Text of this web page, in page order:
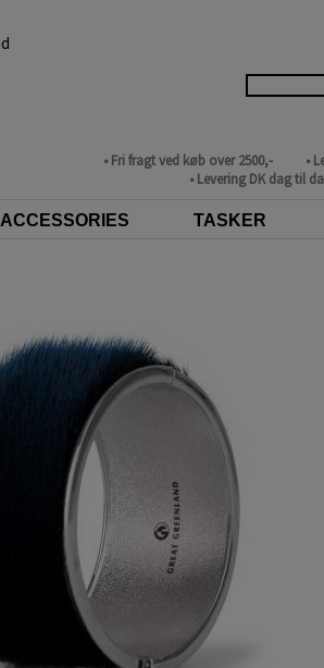
• Fri fragt ved køb over 2500,-
•
• Levering DK dag til
ACCESSORIES TASKER